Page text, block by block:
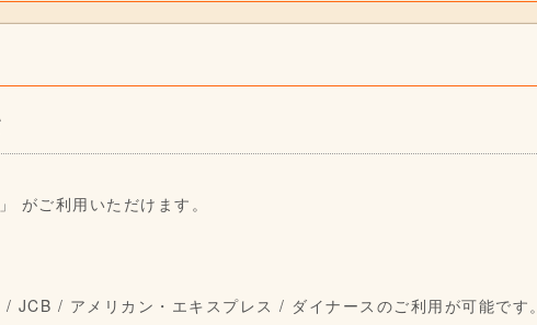
がご利用いただけます。
JCB / アメリカン・エキスプレス / ダイナースのご利用が可能です。